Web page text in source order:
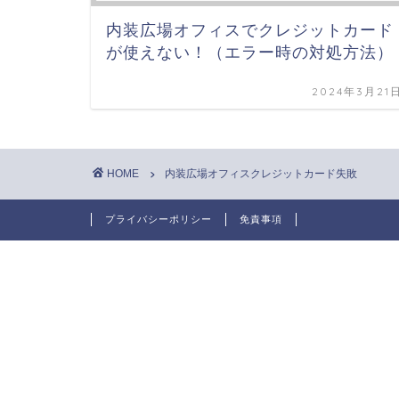
内装広場オフィスでクレジットカード
が使えない！（エラー時の対処方法）
2024年3月21
HOME 内装広場オフィスクレジットカード失敗
プライバシーポリシー 免責事項